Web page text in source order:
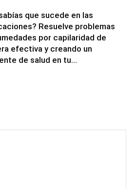
que sucede en las
Resuelve problemas
por capilaridad de
efectiva y creando un
de salud en tu...